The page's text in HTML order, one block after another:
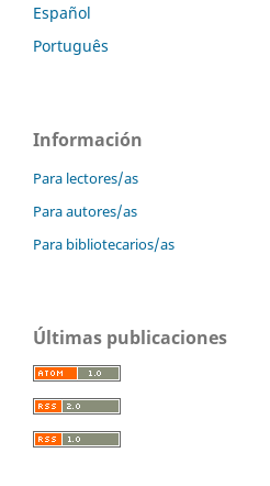
Español
Português
Información
Para lectores/as
Para autores/as
Para bibliotecarios/as
Últimas publicaciones